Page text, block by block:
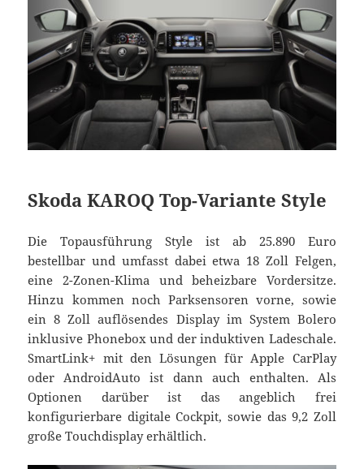
Skoda KAROQ Top-Variante Style
Die Topausführung Style ist ab 25.890 Euro
bestellbar und umfasst dabei etwa 18 Zoll Felgen,
eine 2-Zonen-Klima und beheizbare Vordersitze.
Hinzu kommen noch Parksensoren vorne, sowie
ein 8 Zoll auflösendes Display im System Bolero
inklusive Phonebox und der induktiven Ladeschale.
SmartLink+ mit den Lösungen für Apple CarPlay
oder AndroidAuto ist dann auch enthalten. Als
Optionen darüber ist das angeblich frei
konfigurierbare digitale Cockpit, sowie das 9,2 Zoll
große Touchdisplay erhältlich.